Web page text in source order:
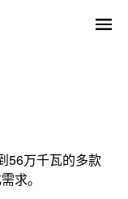
56万千瓦的多款
求。